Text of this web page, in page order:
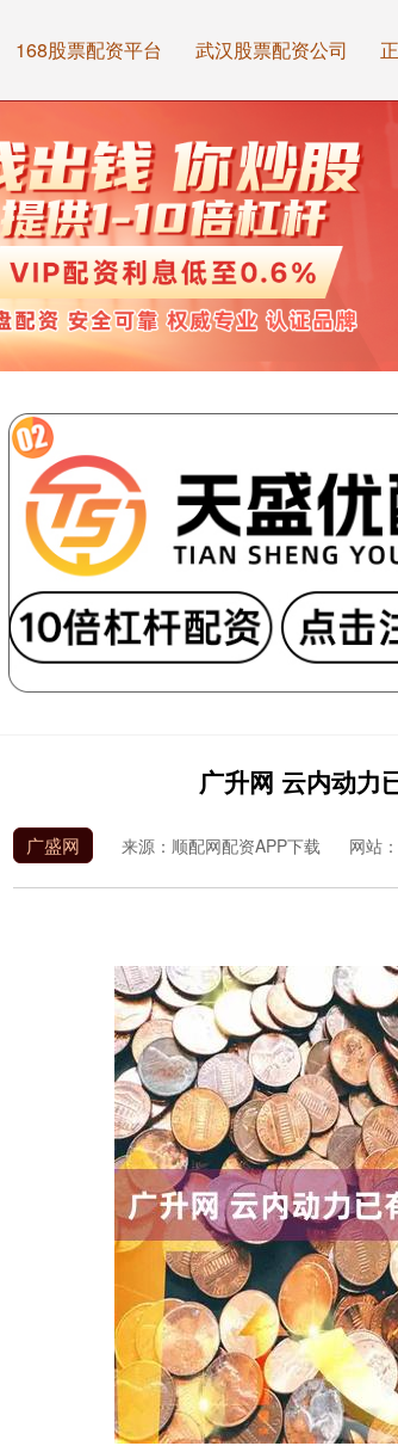
168股票配资平台 武汉股票配资公司
广升网 云内动力
广盛网 来源：顺配网配资APP下载 网站